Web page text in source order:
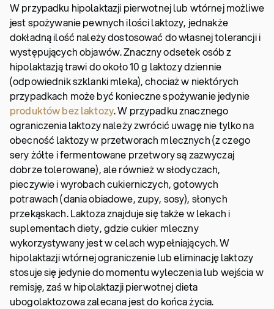
W przypadku hipolaktazji pierwotnej lub wtórnej możliwe
jest spożywanie pewnych ilości laktozy, jednakże
dokładną ilość należy dostosować do własnej tolerancji i
występujących objawów. Znaczny odsetek osób z
hipolaktazją trawi do około 10 g laktozy dziennie
(odpowiednik szklanki mleka), chociaż w niektórych
przypadkach może być konieczne spożywanie jedynie
produktów bez laktozy. W przypadku znacznego
ograniczenia laktozy należy zwrócić uwagę nie tylko na
obecność laktozy w przetworach mlecznych (z czego
sery żółte i fermentowane przetwory są zazwyczaj
dobrze tolerowane), ale również w słodyczach,
pieczywie i wyrobach cukierniczych, gotowych
potrawach (dania obiadowe, zupy, sosy), słonych
przekąskach. Laktoza znajduje się także w lekach i
suplementach diety, gdzie cukier mleczny
wykorzystywany jest w celach wypełniających. W
hipolaktazji wtórnej ograniczenie lub eliminację laktozy
stosuje się jedynie do momentu wyleczenia lub wejścia w
remisję, zaś w hipolaktazji pierwotnej dieta
ubogolaktozowa zalecana jest do końca życia.